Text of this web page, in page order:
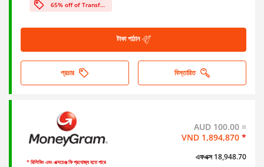
65% off of Transfer Fees!
টাকা পাঠান
প্রচার বিস্তারিত
* রিসিভিং এবং এক্সচেঞ্জ ফি প্রযোজ্য হতে পারে
AUD 100.00 =
VND 1,894,870 *
এফএক্স 18,948.70